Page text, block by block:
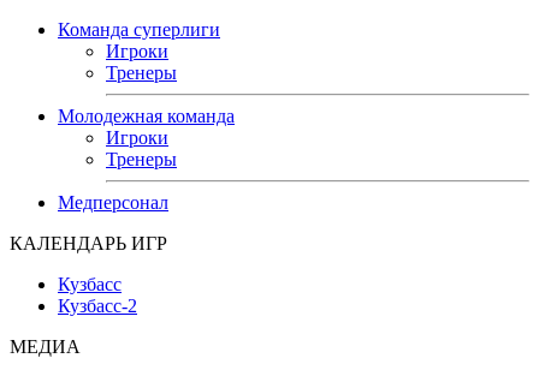
Команда суперлиги
Игроки
Тренеры
Молодежная команда
Игроки
Тренеры
Медперсонал
КАЛЕНДАРЬ ИГР
Кузбасс
Кузбасс-2
МЕДИА